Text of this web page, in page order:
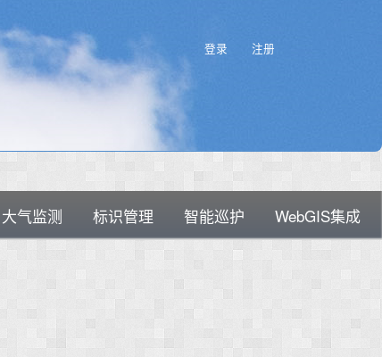
登录 注册
大气监测 标识管理 智能巡护
WebGIS集成